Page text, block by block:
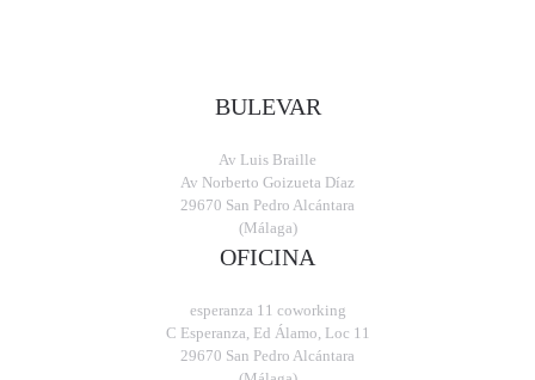
BULEVAR
Av Luis Braille
Av Norberto Goizueta Díaz
29670 San Pedro Alcántara
(Málaga)
OFICINA
esperanza 11 coworking
C Esperanza, Ed Álamo, Loc 11
29670 San Pedro Alcántara